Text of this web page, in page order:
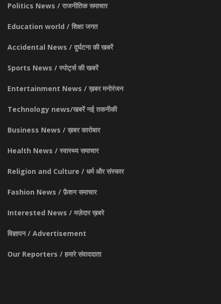
Politics News / राजनीतिक समाचार
Education world / शिक्षा जगत
Accidental News / दुर्घटना की खबरें
Sports News / स्पोर्ट्स की खबरें
Entertainment News / ख़बर मनोरंजन
Technology news/खबरें नई तकनीकी
Business News / ख़बर कारोबार
Health News / स्वास्थ्य समाचार
Religion and Culture / धर्म और संस्कार
Fashion News / फ़ैशन समाचार
Interested News / मज़ेदार ख़बरे
विज्ञापन / Advertisement
Our Reporters / हमारे संवाददाता